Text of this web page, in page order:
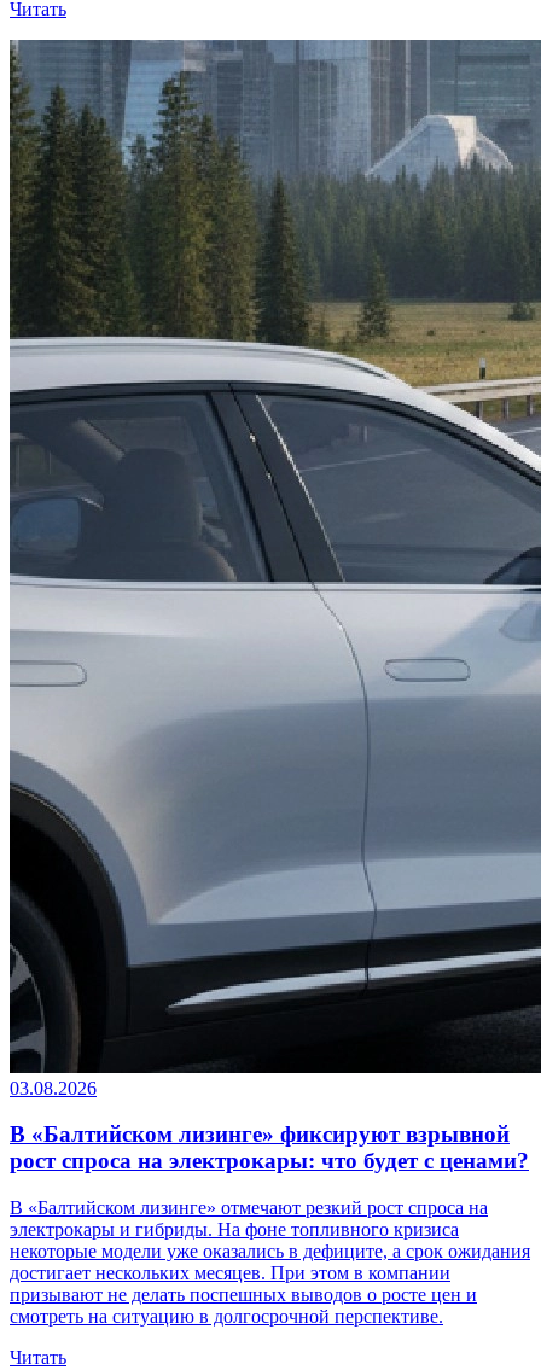
Читать
03.08.2026
В «Балтийском лизинге» фиксируют взрывной
рост спроса на электрокары: что будет с ценами?
В «Балтийском лизинге» отмечают резкий рост спроса на
электрокары и гибриды. На фоне топливного кризиса
некоторые модели уже оказались в дефиците, а срок ожидания
достигает нескольких месяцев. При этом в компании
призывают не делать поспешных выводов о росте цен и
смотреть на ситуацию в долгосрочной перспективе.
Читать